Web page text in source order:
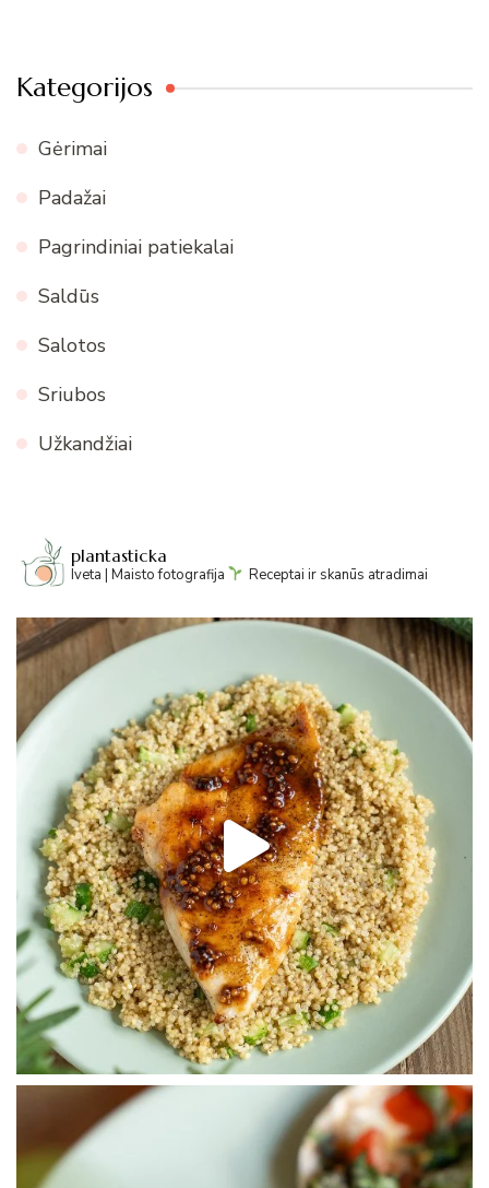
Kategorijos
Gėrimai
Padažai
Pagrindiniai patiekalai
Saldūs
Salotos
Sriubos
Užkandžiai
plantasticka
Iveta | Maisto fotografija Receptai ir skanūs atradimai